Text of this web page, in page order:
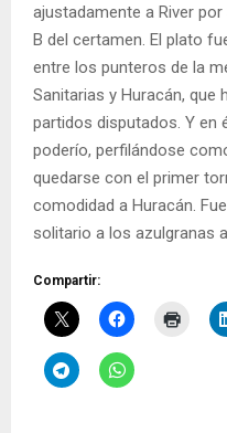
ajustadamente a River
B del certamen. El plato
entre los punteros de la
Sanitarias y Huracán, que
partidos disputados. Y en
poderío, perfilándose
quedarse con el primer
comodidad a Huracán.
solitario a los azulgranas
Compartir: